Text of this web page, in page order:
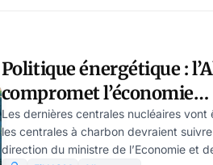
Politique énergétique :
compromet l’économie
européenne ! par Ulrike
Les dernières centrales nucléaires vont
les centrales à charbon devraient
direction du ministre de l’Economie et